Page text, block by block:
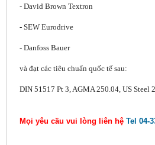
- David Brown Textron
- SEW Eurodrive
- Danfoss Bauer
và đạt các tiêu chuẩn quốc tế sau:
DIN 51517 Pt 3, AGMA 250.04, US Steel
Mọi yêu cầu vui lòng liên hệ Tel 04-